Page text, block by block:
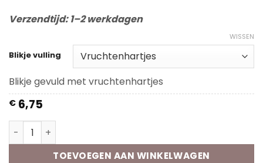
Verzendtijd: 1–2 werkdagen
Blikje vulling
WISSEN
Blikje gevuld met vruchtenhartjes
€ 6,75
Kadoblik - Smiley Feest aantal
TOEVOEGEN AAN WINKELWAGEN